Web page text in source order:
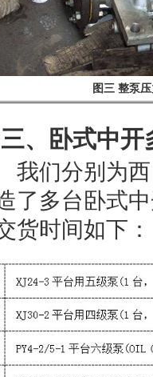
图三 整泵
三、卧式中开
我们分别为西
了多台卧式
货时间如下：